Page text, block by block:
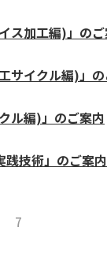
ス加工編)」の
サイクル編)」
ル編)」のご案内
践技術」のご案内
7